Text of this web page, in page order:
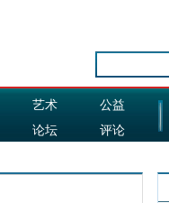
艺术
公益
论坛
评论